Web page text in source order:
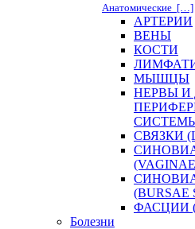
Анатомические […]
АРТЕРИИ
ВЕНЫ
КОСТИ
МЫШЦЫ
НЕРВЫ И
СВЯЗКИ
(BURSAE
ФАСЦИИ
Болезни